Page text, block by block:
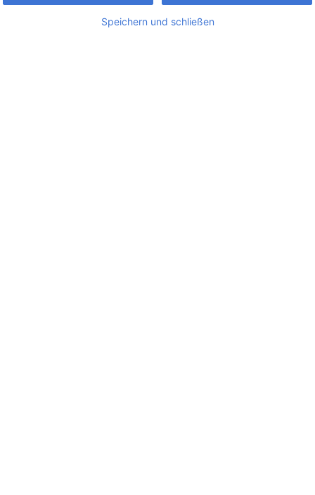
Speichern und schließen